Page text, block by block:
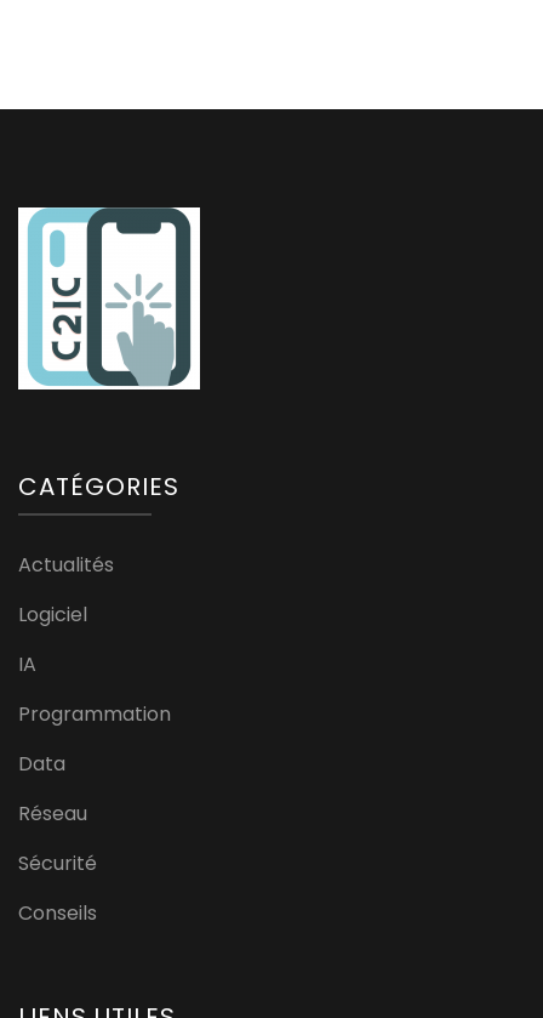
CATÉGORIES
Actualités
Logiciel
IA
Programmation
Data
Réseau
Sécurité
Conseils